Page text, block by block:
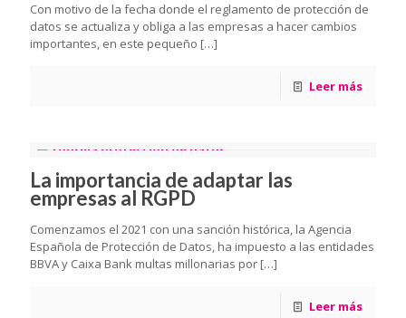
Con motivo de la fecha donde el reglamento de protección de
datos se actualiza y obliga a las empresas a hacer cambios
importantes, en este pequeño […]
Leer más
La importancia de adaptar las
empresas al RGPD
Comenzamos el 2021 con una sanción histórica, la Agencia
Española de Protección de Datos, ha impuesto a las entidades
BBVA y Caixa Bank multas millonarias por […]
Leer más